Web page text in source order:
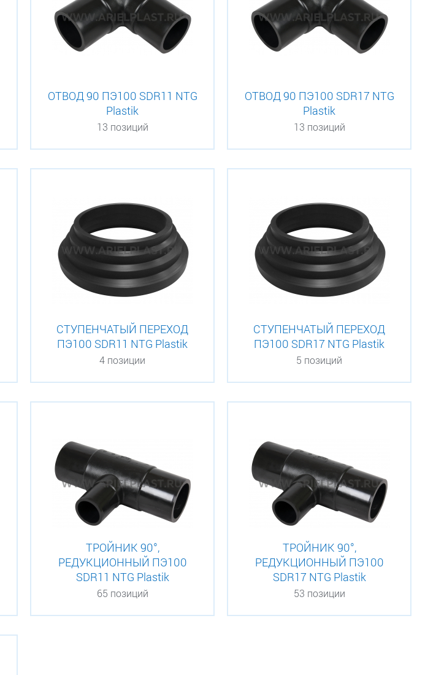
ОТВОД 90 ПЭ100 SDR11 NTG
Plastik
13 позиций
ОТВОД 90 ПЭ100 SDR17 NTG
Plastik
13 позиций
СТУПЕНЧАТЫЙ ПЕРЕХОД
ПЭ100 SDR11 NTG Plastik
4 позиции
СТУПЕНЧАТЫЙ ПЕРЕХОД
ПЭ100 SDR17 NTG Plastik
5 позиций
ТРОЙНИК 90°,
РЕДУКЦИОННЫЙ ПЭ100
SDR11 NTG Plastik
65 позиций
ТРОЙНИК 90°,
РЕДУКЦИОННЫЙ ПЭ100
SDR17 NTG Plastik
53 позиции